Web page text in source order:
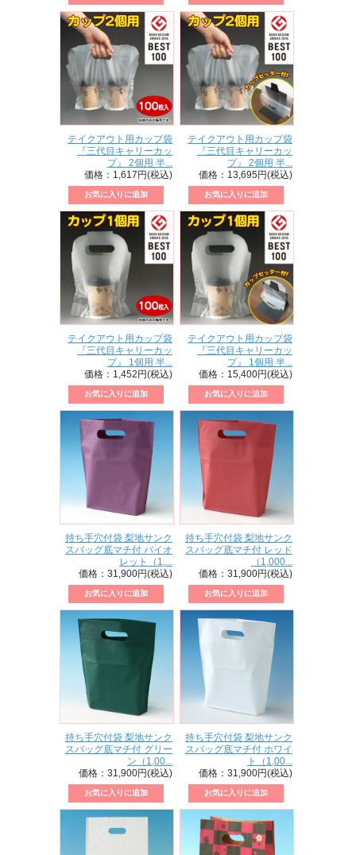
テイクアウト用カップ袋
『三代目キャリーカッ
プ』 2個用 半...
価格：1,617円(税込)
テイクアウト用カップ袋
『三代目キャリーカッ
プ』 2個用 半...
価格：13,695円(税込)
テイクアウト用カップ袋
『三代目キャリーカッ
プ』 1個用 半...
価格：1,452円(税込)
テイクアウト用カップ袋
『三代目キャリーカッ
プ』 1個用 半...
価格：15,400円(税込)
持ち手穴付袋 梨地サンク
スバッグ底マチ付 バイオ
レット（1,...
価格：31,900円(税込)
持ち手穴付袋 梨地サンク
スバッグ底マチ付 レッド
（1,000...
価格：31,900円(税込)
持ち手穴付袋 梨地サンク
スバッグ底マチ付 グリー
ン（1,00...
価格：31,900円(税込)
持ち手穴付袋 梨地サンク
スバッグ底マチ付 ホワイ
ト（1,00...
価格：31,900円(税込)